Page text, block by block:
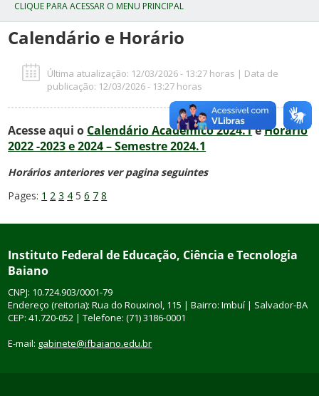
Calendário e Horário
Última atualização: 12/03/2026 - 13:27 horas | Data de
publicação: 12/03/2026 - 13:27 horas
Acesse aqui o Calendário Acadêmico 2024.1eHorário
2022 -2023 e 2024 – Semestre 2024.1
Horários anteriores ver pagina seguintes
Pages: 1 2 3 4 5 6 7 8
Instituto Federal de Educação, Ciência e Tecnologia
Baiano
CNPJ: 10.724.903/0001-79
Endereço (reitoria): Rua do Rouxinol, 115 | Bairro: Imbuí | Salvador-BA
CEP: 41.720-052 | Telefone: (71) 3186-0001
E-mail: gabinete@ifbaiano.edu.br